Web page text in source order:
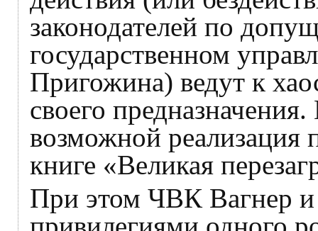
законодателей по
государственном
Пригожина) ведут к
своего предназначения.
возможной реализация
книге «Великая
При этом ЧВК Вагнер и